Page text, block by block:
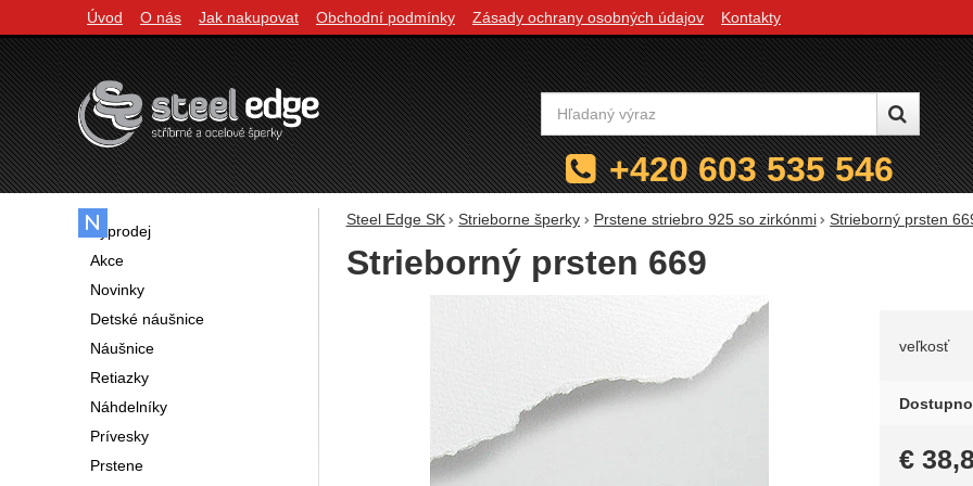
Steel Edge SK Strieborne šperky Prstene striebro 925 so zirkónmi Strieborný prsten
Strieborný prsten 669
Zvoľte
veľkosť
€
Výprodej
Akce
Novinky
Detské náušnice
Náušnice
Retiazky
Náhdelníky
Prívesky
Prstene
Navigácia
Úvod O nás Jak nakupovat Obchodní podmínky Zásady ochrany osobných údajov Kontakty
Vyhľadávanie
+420 603 535 546